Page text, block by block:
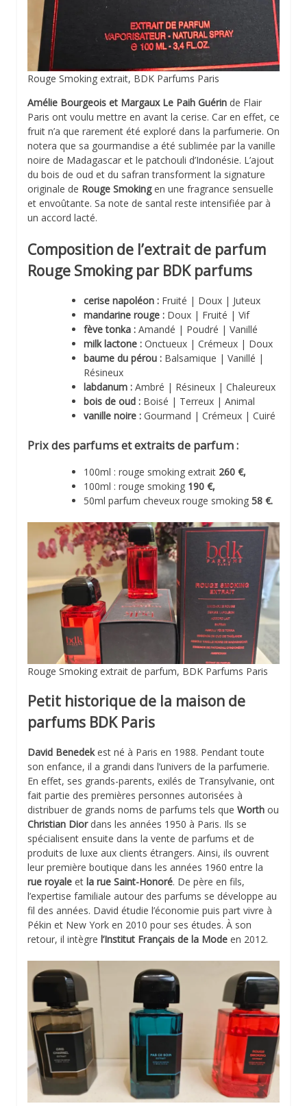
Rouge Smoking extrait, BDK Parfums Paris
Amélie Bourgeois et Margaux Le Paih Guérin de Flair
Paris ont voulu mettre en avant la cerise. Car en effet, ce
fruit n’a que rarement été exploré dans la parfumerie. On
notera que sa gourmandise a été sublimée par la vanille
noire de Madagascar et le patchouli d’Indonésie. L’ajout
du bois de oud et du safran transforment la signature
originale de Rouge Smokingen une fragrance sensuelle
et envoûtante. Sa note de santal reste intensifiée par à
un accord lacté.
Composition de l’extrait de parfum
Rouge Smoking par BDK parfums
cerise napoléon : Fruité | Doux | Juteux
mandarine rouge : Doux | Fruité | Vif
fève tonka : Amandé | Poudré | Vanillé
milk lactone : Onctueux | Crémeux | Doux
baume du pérou : Balsamique | Vanillé |
Résineux
labdanum : Ambré | Résineux | Chaleureux
bois de oud : Boisé | Terreux | Animal
vanille noire : Gourmand | Crémeux | Cuiré
Prix des parfums et extraits de parfum :
100ml : rouge smoking extrait 260 €,
100ml : rouge smoking 190 €,
50ml parfum cheveux rouge smoking 58 €.
Rouge Smoking extrait de parfum, BDK Parfums Paris
Petit historique de la maison de
parfums BDK Paris
David Benedekest né à Paris en 1988. Pendant toute
son enfance, il a grandi dans l’univers de la parfumerie.
En effet, ses grands-parents, exilés de Transylvanie, ont
fait partie des premières personnes autorisées à
distribuer de grands noms de parfums tels que Worth ou
Christian Diordans les années 1950 à Paris. Ils se
spécialisent ensuite dans la vente de parfums et de
produits de luxe aux clients étrangers. Ainsi, ils ouvrent
leur première boutique dans les années 1960 entre la
rue royale et la rue Saint-Honoré. De père en fils,
l’expertise familiale autour des parfums se développe au
fil des années. David étudie l’économie puis part vivre à
Pékin et New York en 2010 pour ses études. À son
retour, il intègre l’Institut Français de la Mode en 2012.